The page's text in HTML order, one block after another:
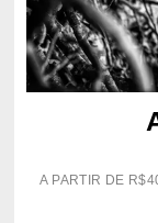
A PARTIR DE R$